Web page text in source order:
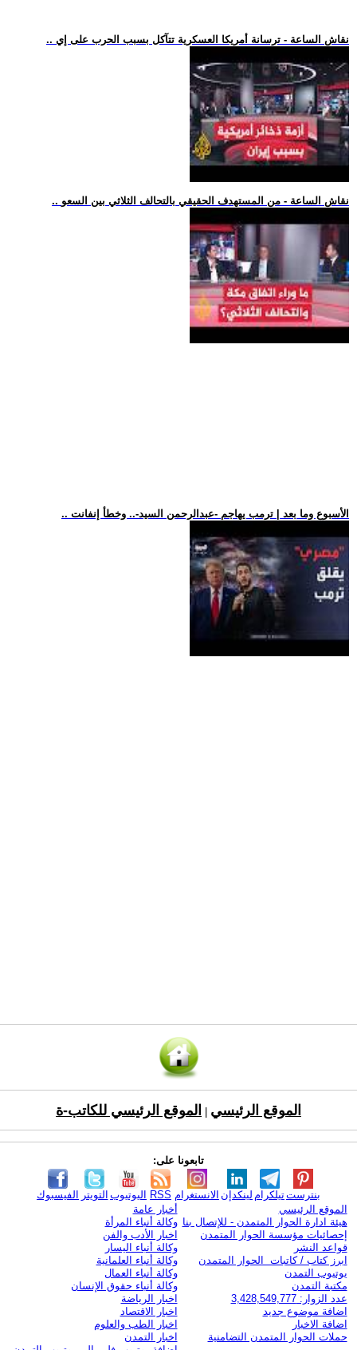
.. نقاش الساعة - ترسانة أمريكا العسكرية تتآكل بسبب الحرب على إي
.. نقاش الساعة - من المستهدف الحقيقي بالتحالف الثلاثي بين السعو
.. الأسبوع وما بعد | ترمب يهاجم -عبدالرحمن السيد-.. وخطأ إنفانت
الموقع الرئيسي الموقع الرئيسي للكاتب-ة
تابعونا على:
الفيسبوك التويتر اليوتيوب RSS الانستغرام لينكدإن تيلكرامبنترست
الموقع الرئيسي
هيئة ادارة الحوار المتمدن - للإتصال بنا
إحصائيات مؤسسة الحوار المتمدن
قواعد النشر
ابرز كتاب / كاتبات الحوار المتمدن
يوتيوب التمدن
مكتبة التمدن
عدد الزوار: 3,428,549,777
اضافة موضوع جديد
اضافة الاخبار
حملات الحوار المتمدن التضامنية
أخبار عامة
وكالة أنباء المرأة
اخبار الأدب والفن
وكالة أنباء اليسار
وكالة أنباء العلمانية
وكالة أنباء العمال
وكالة أنباء حقوق الإنسان
اخبار الرياضة
اخبار الاقتصاد
اخبار الطب والعلوم
اخبار التمدن